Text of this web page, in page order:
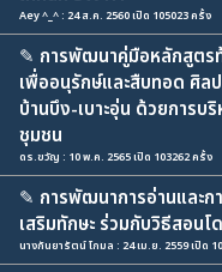
Aey ^_^ : 24 ส.ค. 2560 เปิด 105023 ครั้ง
✎ การพัฒนาคู่มือหลักสูตร
เพื่ออนุรักษ์และสืบทอด ศิล
บ้านบึง-เบาะอุ่น ด้วยการบ
ชุมชน
ดร.ขวัญ : 10 พ.ค. 2565 เปิด 103262 ครั้ง
✎ การพัฒนาการอ่านและก
เสริมทักษะ ร่วมกับวิธีสอนโ
นางกันยารัตน์ โกมล : 24 เม.ย. 2559 เปิด